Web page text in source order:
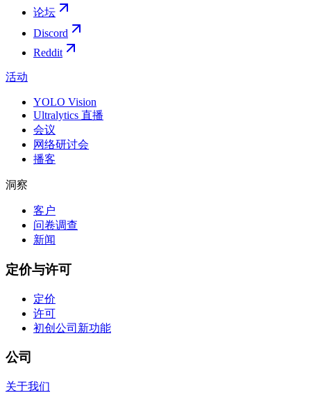
论坛
Discord
Reddit
活动
YOLO Vision
Ultralytics 直播
会议
网络研讨会
播客
洞察
客户
问卷调查
新闻
定价与许可
定价
许可
初创公司 新功能
公司
关于我们